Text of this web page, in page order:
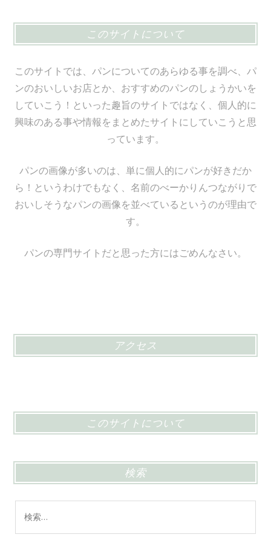
このサイトについて
このサイトでは、パンについてのあらゆる事を調べ、パ
ンのおいしいお店とか、おすすめのパンのしょうかいを
していこう！といった趣旨のサイトではなく、個人的に
興味のある事や情報をまとめたサイトにしていこうと思
っています。
パンの画像が多いのは、単に個人的にパンが好きだか
ら！というわけでもなく、名前のべーかりんつながりで
おいしそうなパンの画像を並べているというのが理由で
す。
パンの専門サイトだと思った方にはごめんなさい。
アクセス
このサイトについて
検索